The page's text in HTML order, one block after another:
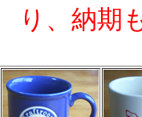
り、納期